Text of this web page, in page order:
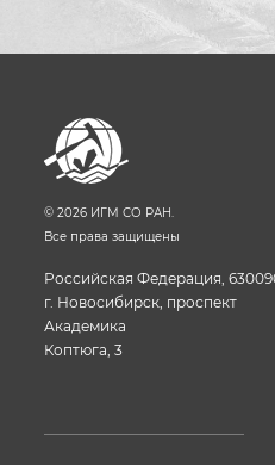
© 2026 ИГМ СО РАН.
Все права защищены
Российская Федерация,
г. Новосибирск, проспект
Академика
Коптюга, 3